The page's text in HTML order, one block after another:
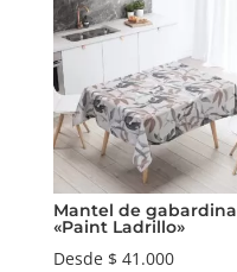
Mantel de gabardina
«Paint Ladrillo»
Desde $ 41.000